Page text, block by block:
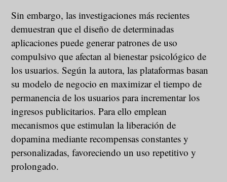
Sin embargo, las investigaciones más recientes
demuestran que el diseño de determinadas
aplicaciones puede generar patrones de uso
compulsivo que afectan al bienestar psicológico de
los usuarios. Según la autora, las plataformas basan
su modelo de negocio en maximizar el tiempo de
permanencia de los usuarios para incrementar los
ingresos publicitarios. Para ello emplean
mecanismos que estimulan la liberación de
dopamina mediante recompensas constantes y
personalizadas, favoreciendo un uso repetitivo y
prolongado.